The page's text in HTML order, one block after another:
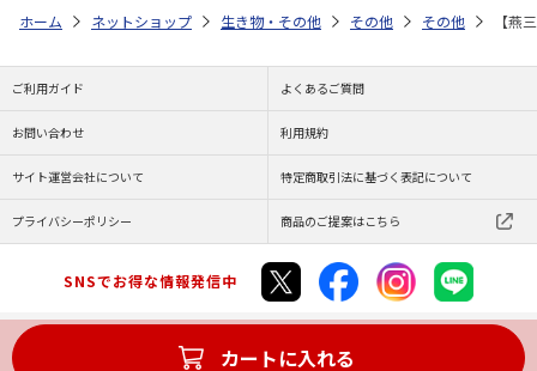
カートに入れる
ホーム ネットショップ 生き物・その他 その他 その他 【燕
ご利用ガイド よくあるご質問
お問い合わせ 利用規約
サイト運営会社について 特定商取引法に基づく表記について
プライバシーポリシー 商品のご提案はこちら
SNSでお得な情報発信中